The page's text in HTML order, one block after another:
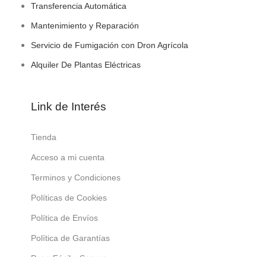
Transferencia Automática
Mantenimiento y Reparación
Servicio de Fumigación con Dron Agrícola
Alquiler De Plantas Eléctricas
Link de Interés
Tienda
Acceso a mi cuenta
Terminos y Condiciones
Políticas de Cookies
Política de Envíos
Política de Garantías